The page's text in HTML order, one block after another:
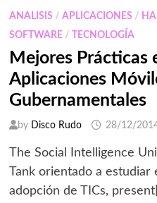
ANALISIS / APLICACIONES /
SOFTWARE/ TECNOLOGÍA
Mejores Prácticas
Aplicaciones
Gubernamentales
by Disco Rudo 28/12/
The Social Intelligence
Tank orientado a
adopción de TICs,